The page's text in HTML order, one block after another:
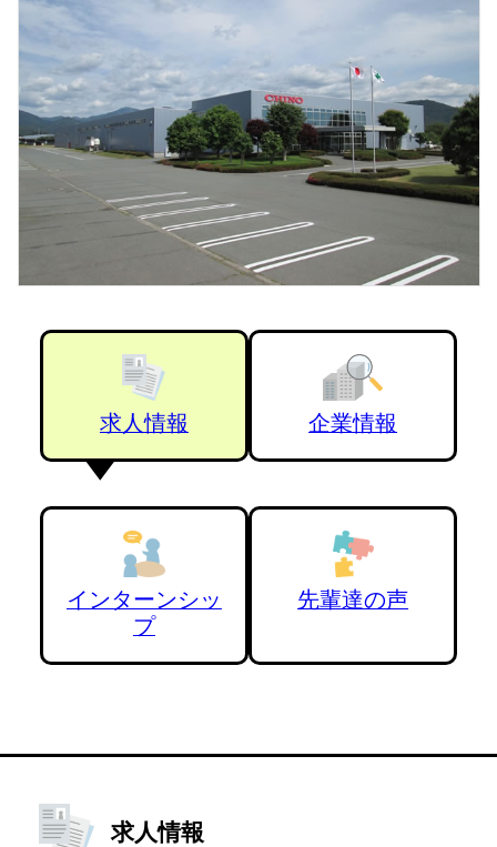
求人情報 企業情報
インターンシッ
プ
先輩達の声
求人情報